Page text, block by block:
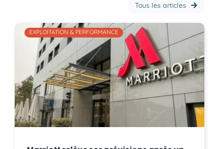
Tous les articles
EXPLOITATION & PERFORMANCE